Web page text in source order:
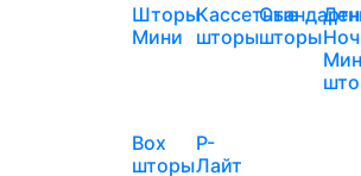
Шторы
Мини
Кассетные
шторышторы
Box
шторы
Р-
Лайт